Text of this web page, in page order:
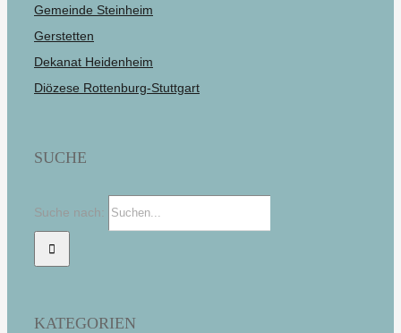
Gemeinde Steinheim
Gerstetten
Dekanat Heidenheim
Diözese Rottenburg-Stuttgart
SUCHE
Suche nach:
KATEGORIEN